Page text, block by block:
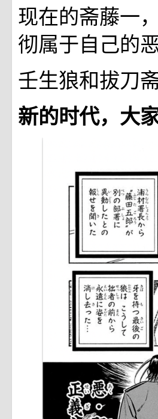
现在的斋藤一
彻属于自己的恶
壬生狼和拔刀
新的时代，大